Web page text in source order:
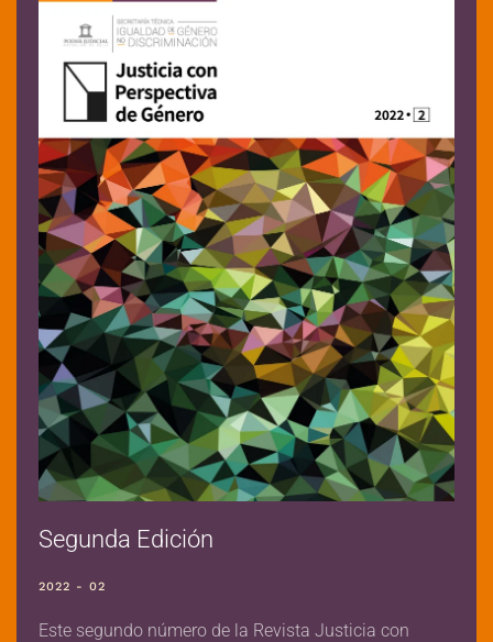
Segunda Edición
2022 - 02
Este segundo número de la Revista Justicia con